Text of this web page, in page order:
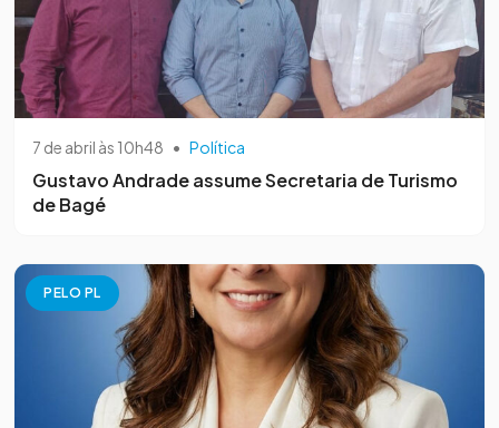
7 de abril às 10h48 • Política
Gustavo Andrade assume Secretaria de Turismo
de Bagé
PELO PL